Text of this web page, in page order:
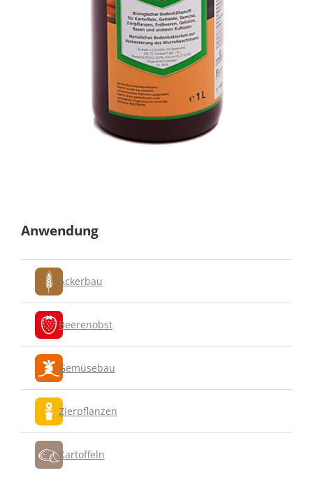
Anwendung
Ackerbau
Beerenobst
Gemüsebau
Zierpflanzen
Kartoffeln